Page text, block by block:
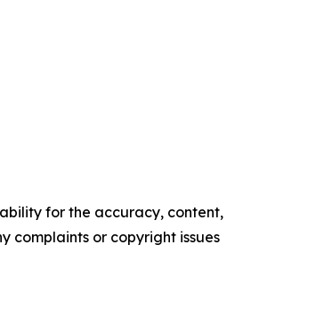
for the accuracy, content,
complaints or copyright issues